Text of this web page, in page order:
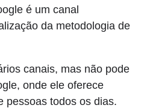
é um canal
da metodologia de
canais, mas não pode
onde ele oferece
pessoas todos os dias.